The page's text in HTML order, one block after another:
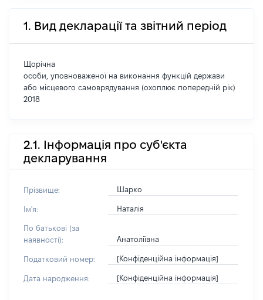
1. Вид декларації та звітний період
Щорічна
особи, уповноваженої на виконання функцій держави
або місцевого самоврядування (охоплює попередній рік)
2018
2.1. Інформація про суб'єкта
декларування
Прізвище: Шарко
Ім'я: Наталія
По батькові (за
наявності):
Анатоліївна
Податковий номер: [Конфіденційна інформація]
Дата народження: [Конфіденційна інформація]